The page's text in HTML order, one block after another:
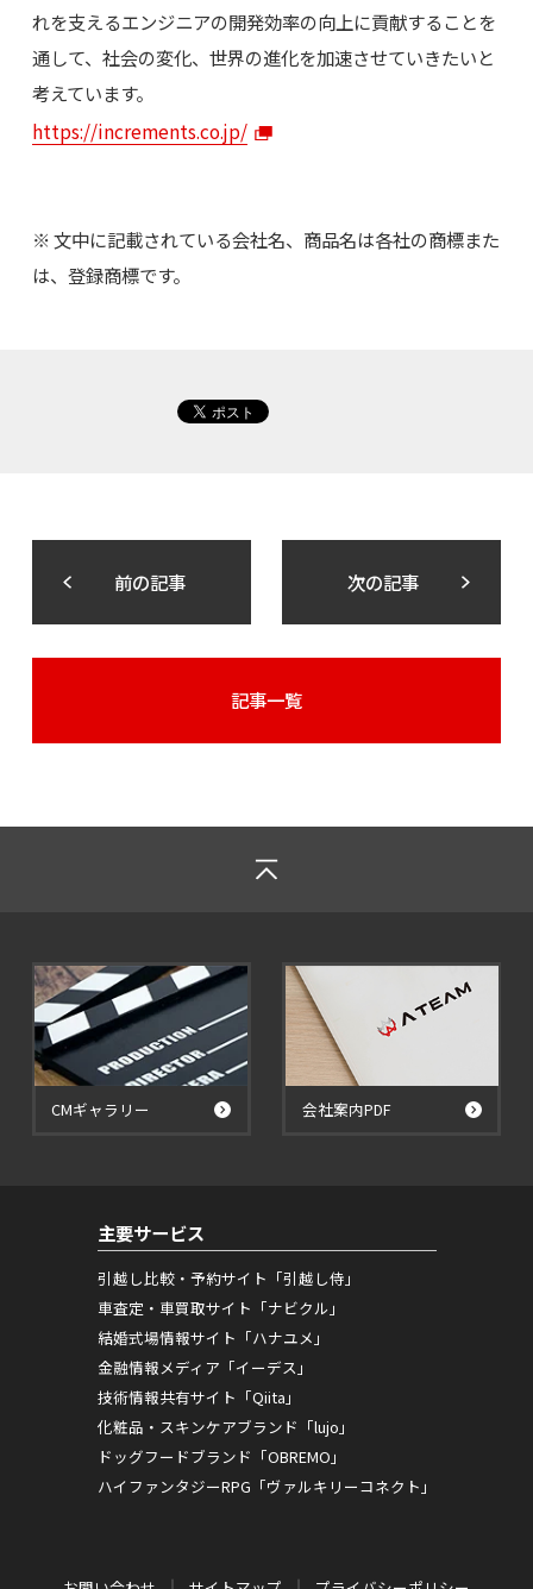
れを支えるエンジニアの開発効率の向上に貢献することを
通して、社会の変化、世界の進化を加速させていきたいと
考えています。
https://increments.co.jp/
※ 文中に記載されている会社名、商品名は各社の商標また
は、登録商標です。
前の記事 次の記事
記事一覧
CMギャラリー 会社案内PDF
主要サービス
引越し比較・予約サイト「引越し侍」
車査定・車買取サイト「ナビクル」
結婚式場情報サイト「ハナユメ」
金融情報メディア「イーデス」
技術情報共有サイト「Qiita」
化粧品・スキンケアブランド「lujo」
ドッグフードブランド「OBREMO」
ハイファンタジーRPG「ヴァルキリーコネクト」